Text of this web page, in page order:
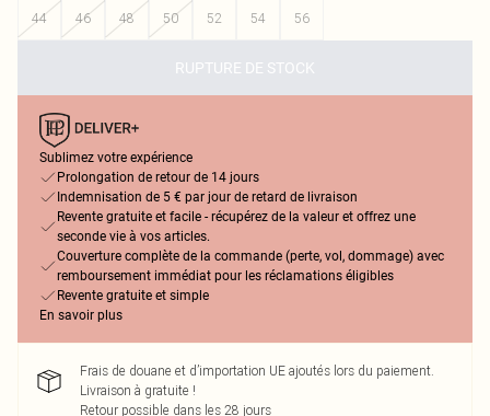
44
46 48 50 52 54 56
RUPTURE DE STOCK
Sublimez votre expérience
Prolongation de retour de 14 jours
Indemnisation de 5 € par jour de retard de livraison
Revente gratuite et facile - récupérez de la valeur et offrez une
seconde vie à vos articles.
Couverture complète de la commande (perte, vol, dommage) avec
remboursement immédiat pour les réclamations éligibles
Revente gratuite et simple
En savoir plus
Frais de douane et d’importation UE ajoutés lors du paiement.
Livraison à gratuite !
Retour possible dans les 28 jours